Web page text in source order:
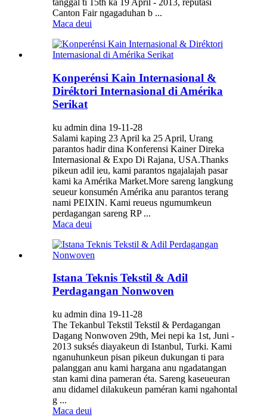
tanggal ti 15th ka 19 April - 2013, reputasi
Canton Fair ngagaduhan b ...
Maca deui
Konperénsi Kain Internasional &
Diréktori Internasional di Amérika
Serikat
ku admin dina 19-11-28
Salami kaping 23 April ka 25 April, Urang
parantos hadir dina Konferensi Kainer Direka
Internasional & Expo Di Rajana, USA.Thanks
pikeun adil ieu, kami parantos ngajalajah pasar
kami ka Amérika Market.More sareng langkung
seueur konsumén Amérika anu parantos terang
nami PEIXIN. Kami reueus ngumumkeun
perdagangan sareng RP ...
Maca deui
Istana Teknis Tekstil & Adil
Perdagangan Nonwoven
ku admin dina 19-11-28
The Tekanbul Tekstil Tekstil & Perdagangan
Dagang Nonwoven 29th, Mei nepi ka 1st, Juni -
2013 suksés diayakeun di Istanbul, Turki. Kami
nganuhunkeun pisan pikeun dukungan ti para
palanggan anu kami hargana anu ngadatangan
stan kami dina pameran éta. Sareng kaseueuran
anu didamel dilakukeun paméran kami ngahontal
g ...
Maca deui